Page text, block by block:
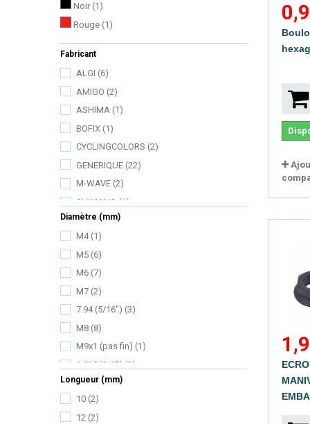
Noir (1)
Rouge (1)
Fabricant
ALGI (6)
AMIGO (2)
ASHIMA (1)
BOFIX (1)
CYCLINGCOLORS (2)
GENERIQUE (22)
M-WAVE (2)
SHIMANO (1)
Diamètre (mm)
M4(1)
M5 (6)
M6 (7)
M7 (2)
7.94 (5/16") (3)
M8 (8)
M9x1 (pas fin) (1)
9.525 (3/8") (3)
M10(4)
M10x1 (pas fin)
10 (1)
Longueur (mm)
10 (2)
12 (2)